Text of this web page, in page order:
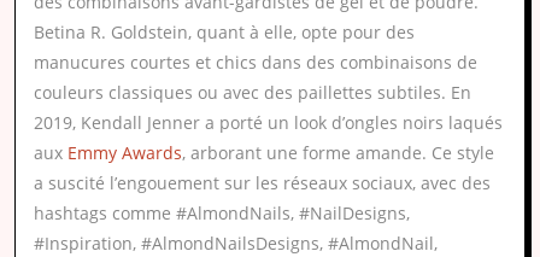
Betina R. Goldstein, quant à elle, opte pour des
manucures courtes et chics dans des combinaisons de
couleurs classiques ou avec des paillettes subtiles. En
2019, Kendall Jenner a porté un look d’ongles noirs laqués
aux Emmy Awards, arborant une forme amande. Ce style
a suscité l’engouement sur les réseaux sociaux, avec des
hashtags comme #AlmondNails, #NailDesigns,
#Inspiration, #AlmondNailsDesigns, #AlmondNail,